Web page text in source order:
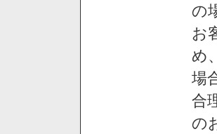
の
お
め
場
合
の